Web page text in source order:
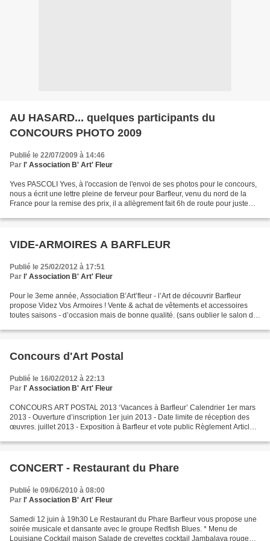
AU HASARD... quelques participants du
CONCOURS PHOTO 2009
Publié le 22/07/2009 à 14:46
Par l' Association B' Art' Fleur
Yves PASCOLI Yves, à l'occasion de l'envoi de ses photos pour le concours,
nous a écrit une lettre pleine de ferveur pour Barfleur, venu du nord de la
France pour la remise des prix, il a allègrement fait 6h de route pour juste
VIDE-ARMOIRES A BARFLEUR
Publié le 25/02/2012 à 17:51
Par l' Association B' Art' Fleur
Pour le 3eme année, Association B’Art’fleur - l’Art de découvrir Barfleur
propose Videz Vos Armoires ! Vente & achat de vêtements et accessoires
toutes saisons - d’occasion mais de bonne qualité. (sans oublier le salon de
Concours d'Art Postal
Publié le 16/02/2012 à 22:13
Par l' Association B' Art' Fleur
CONCOURS ART POSTAL 2013 ‘Vacances à Barfleur’ Calendrier 1er mars
2013 - Ouverture d’inscription 1er juin 2013 - Date limite de réception des
œuvres. juillet 2013 - Exposition à Barfleur et vote public Règlement Article 1
CONCERT - Restaurant du Phare
Publié le 09/06/2010 à 08:00
Par l' Association B' Art' Fleur
Samedi 12 juin à 19h30 Le Restaurant du Phare Barfleur vous propose une
soirée musicale et dansante avec le groupe Redfish Blues. * Menu de
Louisiane Cocktail maison Salade de crevettes cocktail Jambalaya rouge